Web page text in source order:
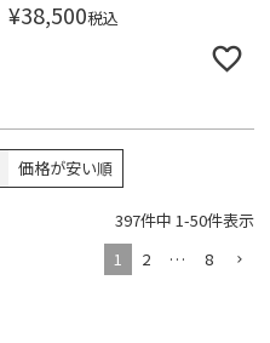
¥38,500税込
価格が安い順
397件中 1-50件表示
1
2 … 8